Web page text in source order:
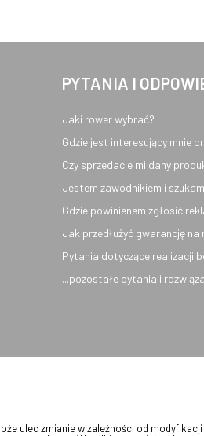
PYTANIA I
Jaki rower wybrać?
Gdzie jest interesujący mnie
Czy sprzedacie mi dany
Jestem zawodnikiem i
Gdzie powinienem zgłosić
Jak przedłużyć gwarancję na
Pytania dotyczące realizacji
...pozostałe pytania i
ulec zmianie w zależności od